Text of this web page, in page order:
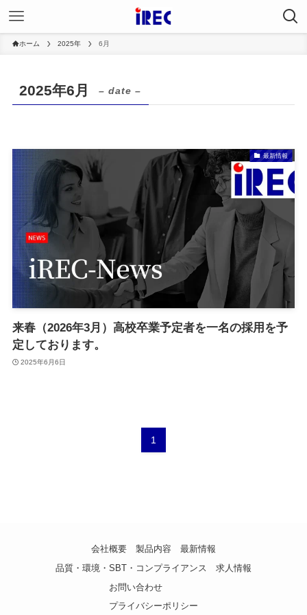
ホーム 2025年 6月
2025年6月 – date –
最新情報
来春（2026年3月）高校卒業予定者を一名の採用を予
定しております。
2025年6月6日
1
会社概要 製品内容
最新情報
品質・環境・SBT・コンプライアンス
求人情報
お問い合わせ
プライバシーポリシー